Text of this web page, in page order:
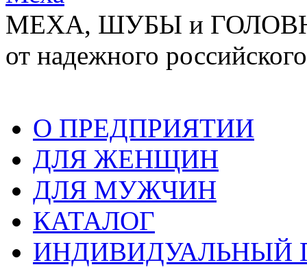
МЕХА, ШУБЫ и
от надежного
О ПРЕДПРИЯТИИ
ДЛЯ ЖЕНЩИН
ДЛЯ МУЖЧИН
КАТАЛОГ
ИНДИВИДУАЛЬНЫЙ